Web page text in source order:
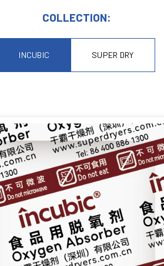
COLLECTION:
INCUBIC SUPER DRY